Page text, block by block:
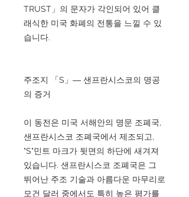
TRUST」의 문자가 각인되어 있어 클
래식한 미국 화폐의 전통을 느낄 수 있
습니다.
주조지 「S」― 샌프란시스코의 명공
의 증거
이 동전은 미국 서해안의 명문 조폐국,
샌프란시스코 조폐국에서 제조되고,
"S"민트 마크가 뒷면의 하단에 새겨져
있습니다. 샌프란시스코 조폐국은 그
뛰어난 주조 기술과 아름다운 마무리로
모건 달러 중에서도 특히 높은 평가를